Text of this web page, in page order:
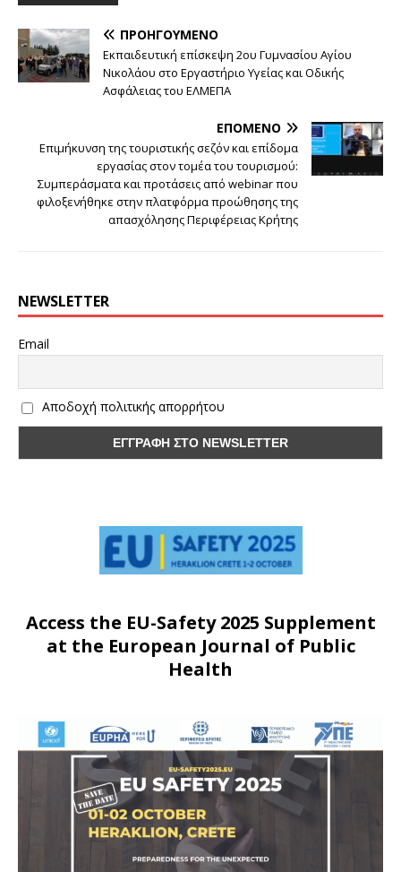
ΠΡΟΗΓΟΎΜΕΝΟ
Εκπαιδευτική επίσκεψη 2ου Γυμνασίου Αγίου
Νικολάου στο Εργαστήριο Υγείας και Οδικής
Ασφάλειας του ΕΛΜΕΠΑ
ΕΠΌΜΕΝΟ
Επιμήκυνση της τουριστικής σεζόν και επίδομα
εργασίας στον τομέα του τουρισμού:
Συμπεράσματα και προτάσεις από webinar που
φιλοξενήθηκε στην πλατφόρμα προώθησης της
απασχόλησης Περιφέρειας Κρήτης
NEWSLETTER
Email
Αποδοχή πολιτικής απορρήτου
Access the EU-Safety 2025 Supplement
at the European Journal of Public
Health